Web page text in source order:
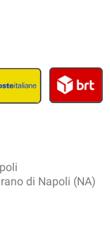
di Napoli (NA)